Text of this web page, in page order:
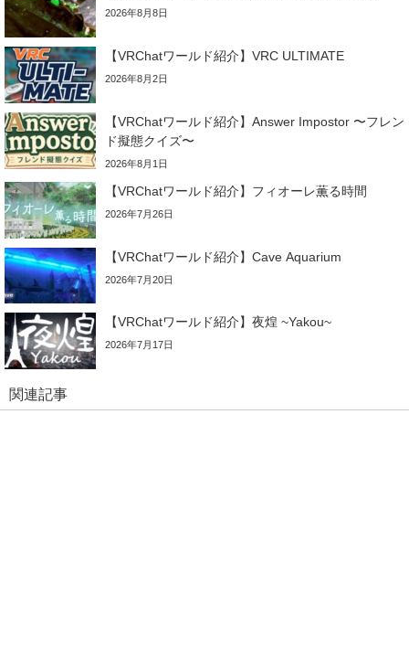
2026年8月8日
【VRChatワールド紹介】VRC ULTIMATE
2026年8月2日
【VRChatワールド紹介】Answer Impostor 〜フレン
ド擬態クイズ〜
2026年8月1日
【VRChatワールド紹介】フィオーレ薫る時間
2026年7月26日
【VRChatワールド紹介】Cave Aquarium
2026年7月20日
【VRChatワールド紹介】夜煌 ~Yakou~
2026年7月17日
関連記事